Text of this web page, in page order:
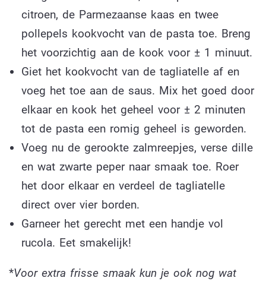
citroen, de Parmezaanse kaas en twee
pollepels kookvocht van de pasta toe. Breng
het voorzichtig aan de kook voor ± 1 minuut.
Giet het kookvocht van de tagliatelle af en
voeg het toe aan de saus. Mix het goed door
elkaar en kook het geheel voor ± 2 minuten
tot de pasta een romig geheel is geworden.
Voeg nu de gerookte zalmreepjes, verse dille
en wat zwarte peper naar smaak toe. Roer
het door elkaar en verdeel de tagliatelle
direct over vier borden.
Garneer het gerecht met een handje vol
rucola. Eet smakelijk!
*Voor extra frisse smaak kun je ook nog wat